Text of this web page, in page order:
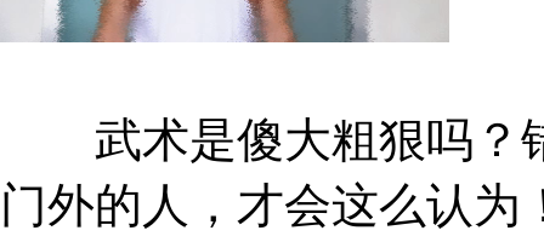
武术是傻大粗狠吗？
门外的人，才会这么认